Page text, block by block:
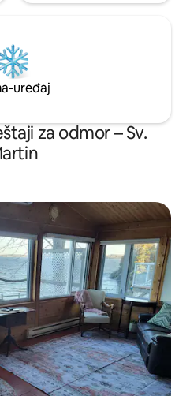
uređaj
za odmor – Sv.
oznakom „Odabrali gosti”